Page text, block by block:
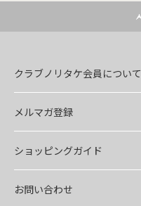
クラブノリタケ会員について
メルマガ登録
ショッピングガイド
お問い合わせ